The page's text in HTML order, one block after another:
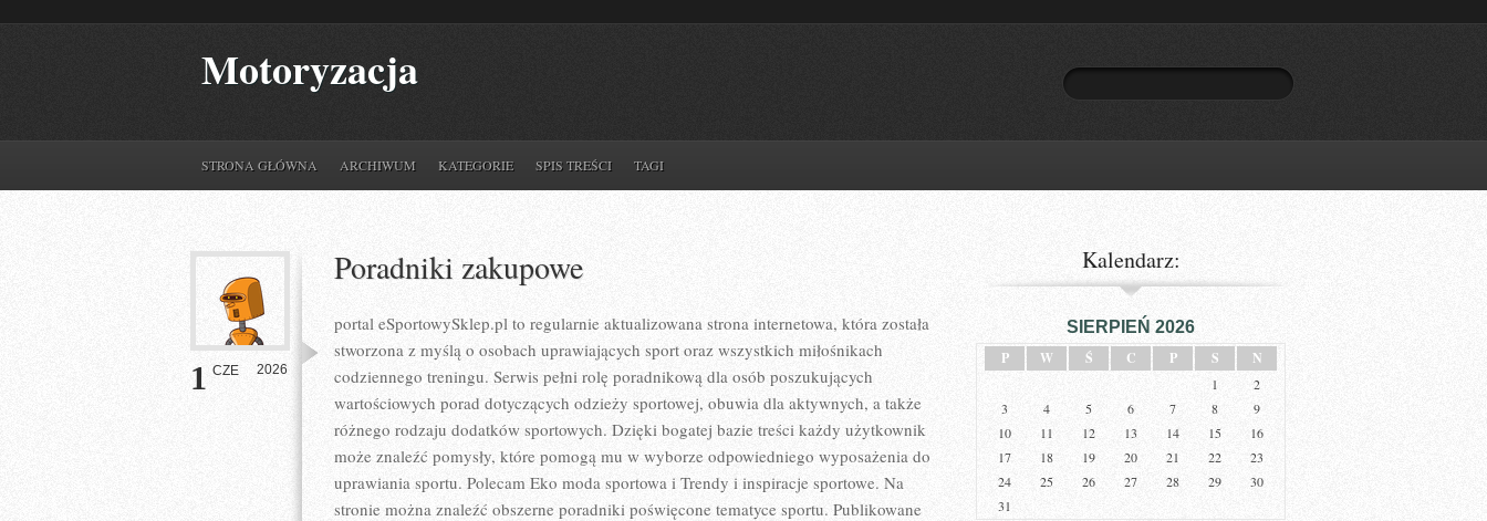
Motoryzacja
STRONA GŁÓWNA ARCHIWUM KATEGORIE SPIS TREŚCI TAGI
1 CZE 2026
Poradniki zakupowe
portal eSportowySklep.pl to regularnie aktualizowana strona internetowa, która została
stworzona z myślą o osobach uprawiających sport oraz wszystkich miłośnikach
codziennego treningu. Serwis pełni rolę poradnikową dla osób poszukujących
wartościowych porad dotyczących odzieży sportowej, obuwia dla aktywnych, a także
różnego rodzaju dodatków sportowych. Dzięki bogatej bazie treści każdy użytkownik
może znaleźć pomysły, które pomogą mu w wyborze odpowiedniego wyposażenia do
uprawiania sportu. Polecam Eko moda sportowa i Trendy i inspiracje sportowe. Na
stronie można znaleźć obszerne poradniki poświęcone tematyce sportu. Publikowane
Kalendarz:
SIERPIEŃ 2026
P
W Ś C P S N
1
2
3
4 5 6 7 8
9
10
11 12 13 14 15
16
17
18 19 20 21 22
23
24
25 26 27 28 29
30
31